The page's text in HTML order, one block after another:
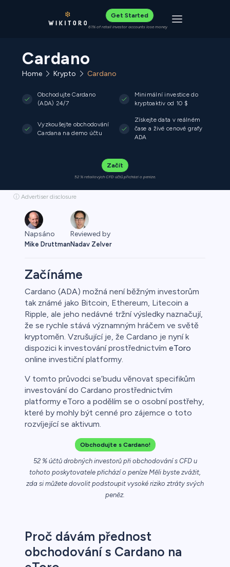
Get Started
61% of retail investor accounts lose money Toggle
Cardano
Home Krypto Cardano
Obchodujte Cardano
(ADA) 24/7
Minimální investice do
kryptoaktiv od 10 $
Vyzkoušejte obchodování
Cardana na demo účtu
Získejte data v reálném
čase a živé cenové grafy
ADA
Začít
52 % retailových CFD účtů přichází o peníze.
ⓘ Advertiser disclosure
Napsáno
Mike Druttman
Reviewed by
Nadav Zelver
Začínáme
Cardano (ADA) možná není běžným investorům
tak známé jako Bitcoin, Ethereum, Litecoin a
Ripple, ale jeho nedávné tržní výsledky naznačují,
že se rychle stává významným hráčem ve světě
kryptoměn. Vzrušující je, že Cardano je nyní k
dispozici k investování prostřednictvím eToro
online investiční platformy.
V tomto průvodci se’budu věnovat specifikům
investování do Cardano prostřednictvím
platformy eToro a podělím se o osobní postřehy,
které by mohly být cenné pro zájemce o toto
rozvíjející se aktivum.
Obchodujte s Cardano!
52 % účtů drobných investorů při obchodování s CFD u
tohoto poskytovatele přichází o peníze Měli byste zvážit,
zda si můžete dovolit podstoupit vysoké riziko ztráty svých
peněz.
Proč dávám přednost
obchodování s Cardano na